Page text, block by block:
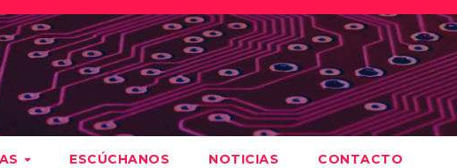
ESCÚCHANOS NOTICIAS CONTACTO